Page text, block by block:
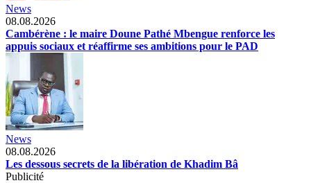
News
08.08.2026
Cambérène : le maire Doune Pathé Mbengue renforce les
appuis sociaux et réaffirme ses ambitions pour le PAD
News
08.08.2026
Les dessous secrets de la libération de Khadim Bâ
Publicité